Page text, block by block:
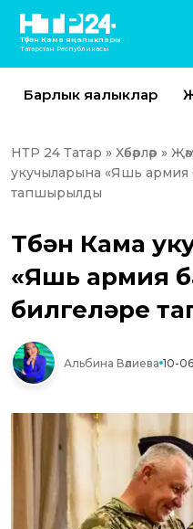
Түбән Кама яңалыклары
Татарстан Республикасы
Барлык яңалыклар
НТР 24 Татар » Хәбәрләр »
укучыларына «Яшь армия
тапшырылды
Түбән Кама
«Яшь армия
билгеләре
Альбина Вәлиева 10-